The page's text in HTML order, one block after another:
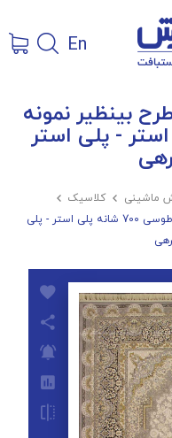
En
بینظیر نمونه
پلی استر - پلی استر
ماشینی  کلاسیک 
فرش ماشینی کلاسیک طرح بینظیر نمونه 1 طوسی 700 شانه پلی استر - پلی